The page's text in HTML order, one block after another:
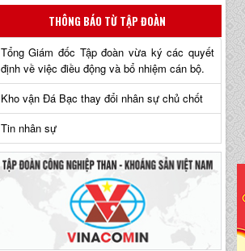
THÔNG BÁO TỪ TẬP ĐOÀN
Tổng Giám đốc Tập đoàn vừa ký các quyết
định về việc điều động và bổ nhiệm cán bộ.
Kho vận Đá Bạc thay đổi nhân sự chủ chốt
Tin nhân sự